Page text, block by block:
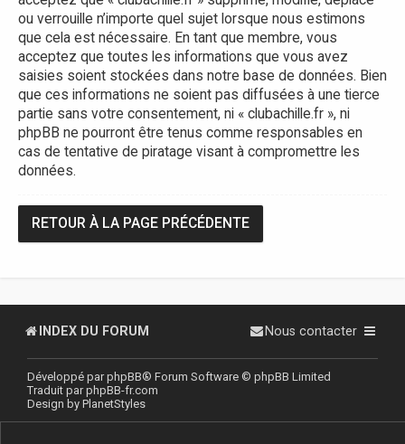
ou verrouille n’importe quel sujet lorsque nous estimons
que cela est nécessaire. En tant que membre, vous
acceptez que toutes les informations que vous avez
saisies soient stockées dans notre base de données. Bien
que ces informations ne soient pas diffusées à une tierce
partie sans votre consentement, ni « clubachille.fr », ni
phpBB ne pourront être tenus comme responsables en
cas de tentative de piratage visant à compromettre les
données.
RETOUR À LA PAGE PRÉCÉDENTE
INDEX DU FORUM Nous contacter
Développé parphpBB® Forum Software © phpBB Limited
Traduit parphpBB-fr.com
Design by PlanetStyles